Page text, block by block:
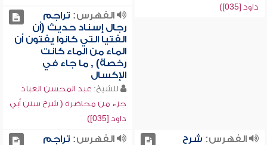
داود [035])
الفهرس: تراجم
رجال إسناد حديث (أن
الفتيا التي كانوا يفتون أن
الماء من الماء كانت
رخصة) , ما جاء في
الإكسال
للشيخ: عبد المحسن العباد
جزء من محاضرة ( شرح سنن أبي
داود [035])
الفهرس: شرح
الفهرس: تراجم